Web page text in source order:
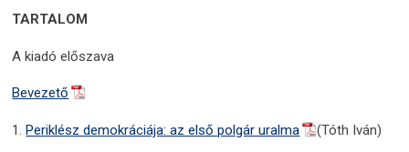
TARTALOM
A kiadó előszava
Bevezető
1.Periklész demokráciája: az első polgár uralma (Tóth Iván)